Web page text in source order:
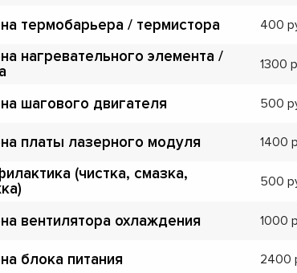
термобарьера / термистора 400
нагревательного элемента /
1300
шагового двигателя 500
платы лазерного модуля 1400
(чистка, смазка,
500
вентилятора охлаждения 1000
блока питания 2400